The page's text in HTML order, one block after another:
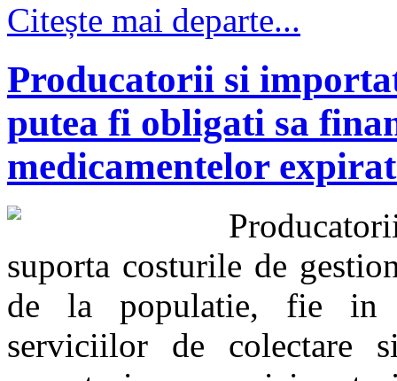
Citește mai departe...
Producatorii si
putea fi obligati sa
medicamentelor
suporta costurile de
de la populatie, fie in
serviciilor de colectare